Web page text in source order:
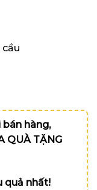
cầu
bán hàng,
QUÀ TẶNG
quả nhất!